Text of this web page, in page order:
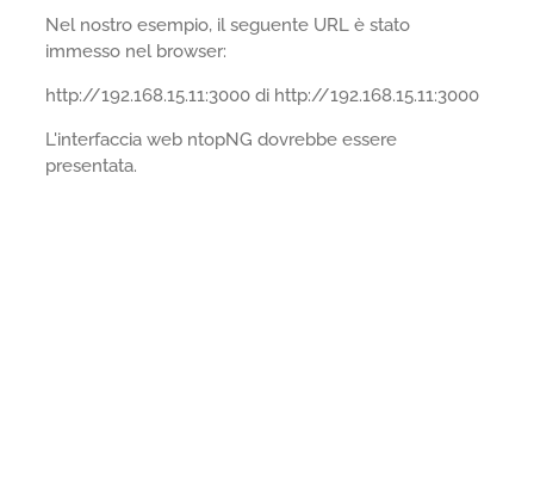
Nel nostro esempio, il seguente URL è stato
immesso nel browser:
http://192.168.15.11:3000 di http://192.168.15.11:3000
L'interfaccia web ntopNG dovrebbe essere
presentata.